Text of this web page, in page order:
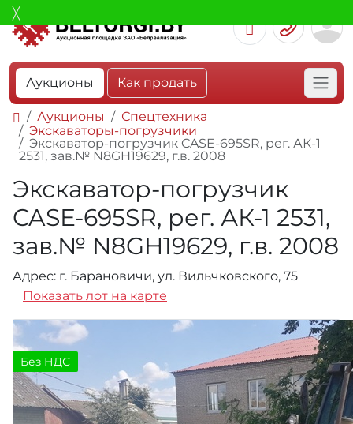
Аукционы Как продать
Аукционы
Спецтехника
Экскаваторы-погрузчики
Экскаватор-погрузчик CASE-695SR, рег. АК-1
2531, зав.№ N8GH19629, г.в. 2008
Экскаватор-погрузчик
CASE-695SR, рег. АК-1 2531,
зав.№ N8GH19629, г.в. 2008
Адрес: г. Барановичи, ул. Вильчковского, 75
Показать лот на карте
Без НДС